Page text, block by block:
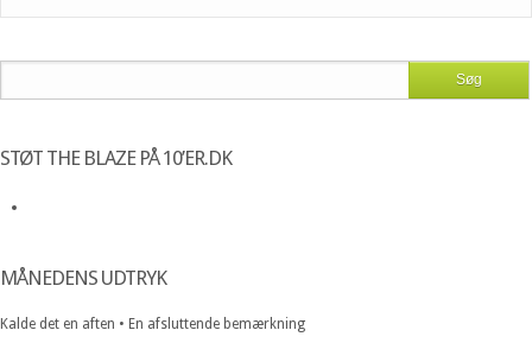
STØT THE BLAZE PÅ 10’ER.DK
MÅNEDENS UDTRYK
Kalde det en aften • En afsluttende bemærkning